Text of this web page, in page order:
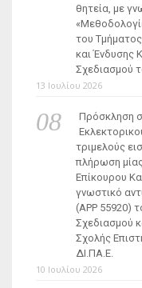
θητεία, με
του
και Ένδυσης
Σχεδιασμού
13 Ιουλίου 2026
Πρόσκληση
τριμελούς
πλήρωση
Επίκουρου
γνωστικό
(ΑΡΡ 55920)
Σχεδιασμού
Σχολής
ΔΙ.ΠΑ.Ε.
10 Ιουλίου 2026